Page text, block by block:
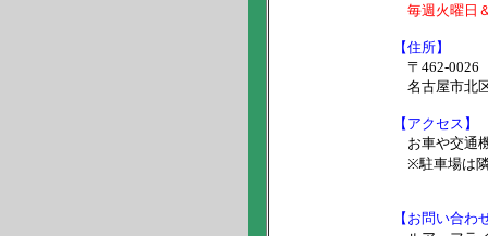
毎週火曜日
【住所】
〒462-0026
名古屋市北
【アクセス】
お車や交通
※駐車場は隣
【お問い合わ